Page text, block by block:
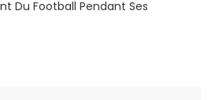
Du Football Pendant Ses